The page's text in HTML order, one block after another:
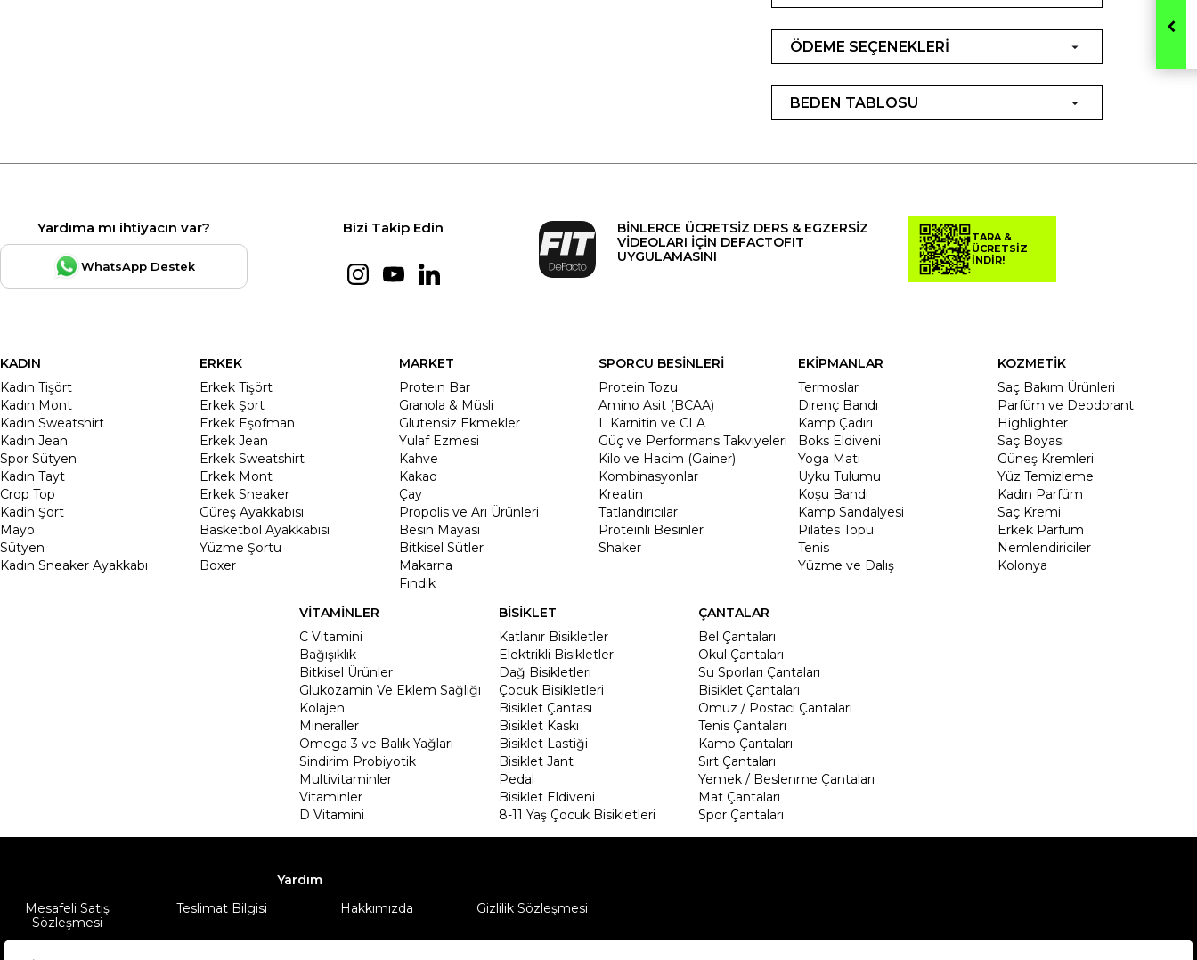
ÖDEME SEÇENEKLERİ
BEDEN TABLOSU
Yardıma mı ihtiyacın var?
WhatsApp Destek
Bizi Takip Edin
BİNLERCE ÜCRETSİZ DERS & EGZERSİZ
VİDEOLARI İÇİN DEFACTOFIT
UYGULAMASINI
TARA &
ÜCRETSİZ
İNDİR!
KADIN
Kadın Tişört
Kadın Mont
Kadın Sweatshirt
Kadın Jean
Spor Sütyen
Kadın Tayt
Crop Top
Kadin Şort
Mayo
Sütyen
Kadın Sneaker Ayakkabı
ERKEK
Erkek Tişört
Erkek Şort
Erkek Eşofman
Erkek Jean
Erkek Sweatshirt
Erkek Mont
Erkek Sneaker
Güreş Ayakkabısı
Basketbol Ayakkabısı
Yüzme Şortu
Boxer
MARKET
Protein Bar
Granola & Müsli
Glutensiz Ekmekler
Yulaf Ezmesi
Kahve
Kakao
Çay
Propolis ve Arı Ürünleri
Besin Mayası
Bitkisel Sütler
Makarna
Fındık
SPORCU BESİNLERİ
Protein Tozu
Amino Asit (BCAA)
L Karnitin ve CLA
Güç ve Performans Takviyeleri
Kilo ve Hacim (Gainer)
Kombinasyonlar
Kreatin
Tatlandırıcılar
Proteinli Besinler
Shaker
EKİPMANLAR
Termoslar
Direnç Bandı
Kamp Çadırı
Boks Eldiveni
Yoga Matı
Uyku Tulumu
Koşu Bandı
Kamp Sandalyesi
Pilates Topu
Tenis
Yüzme ve Dalış
KOZMETİK
Saç Bakım Ürünleri
Parfüm ve Deodorant
Highlighter
Saç Boyası
Güneş Kremleri
Yüz Temizleme
Kadın Parfüm
Saç Kremi
Erkek Parfüm
Nemlendiriciler
Kolonya
VİTAMİNLER
C Vitamini
Bağışıklık
Bitkisel Ürünler
Glukozamin Ve Eklem Sağlığı
Kolajen
Mineraller
Omega 3 ve Balık Yağları
Sindirim Probiyotik
Multivitaminler
Vitaminler
D Vitamini
BİSİKLET
Katlanır Bisikletler
Elektrikli Bisikletler
Dağ Bisikletleri
Çocuk Bisikletleri
Bisiklet Çantası
Bisiklet Kaskı
Bisiklet Lastiği
Bisiklet Jant
Pedal
Bisiklet Eldiveni
8-11 Yaş Çocuk Bisikletleri
ÇANTALAR
Bel Çantaları
Okul Çantaları
Su Sporları Çantaları
Bisiklet Çantaları
Omuz / Postacı Çantaları
Tenis Çantaları
Kamp Çantaları
Sırt Çantaları
Yemek / Beslenme Çantaları
Mat Çantaları
Spor Çantaları
Yardım
Mesafeli Satış
Sözleşmesi
Teslimat Bilgisi Hakkımızda Gizlilik Sözleşmesi